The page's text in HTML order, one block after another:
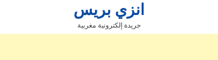
انزي بريس
جريدة إلكترونية مغربية